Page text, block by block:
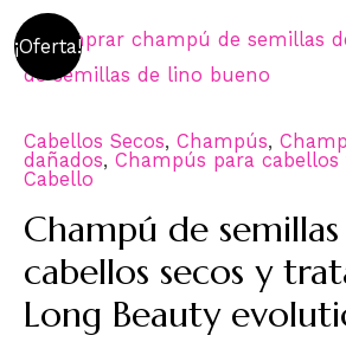
¡Oferta!
Cabellos Secos, Champús,
dañados, Champús para cabellos
Cabello
Champú de
cabellos secos y
Long Beauty